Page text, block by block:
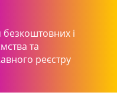
і
та
реєстру